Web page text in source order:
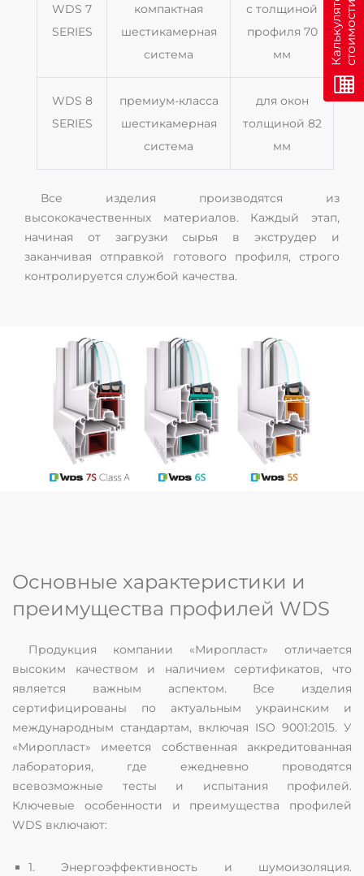
WDS 7
SERIES
компактная
шестикамерная
система
с толщиной
профиля 70
мм
WDS 8
SERIES
премиум-класса
шестикамерная
система
для окон
толщиной 82
мм
Все изделия производятся из
высококачественных материалов. Каждый этап,
начиная от загрузки сырья в экструдер и
заканчивая отправкой готового профиля, строго
контролируется службой качества.
Основные характеристики и
преимущества профилей WDS
Продукция компании «Миропласт» отличается
высоким качеством и наличием сертификатов, что
является важным аспектом. Все изделия
сертифицированы по актуальным украинским и
международным стандартам, включая ISO 9001:2015. У
«Миропласт» имеется собственная аккредитованная
лаборатория, где ежедневно проводятся
всевозможные тесты и испытания профилей.
Ключевые особенности и преимущества профилей
WDS включают:
1. Энергоэффективность и шумоизоляция.
К
а
л
ь
к
у
л
я
т
о
р
с
т
о
и
м
о
с
т
и
о
н
л
а
й